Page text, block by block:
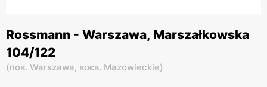
Rossmann - Warszawa, Marszałkowska
104/122
(пов. Warszawa, воєв. Mazowieckie)